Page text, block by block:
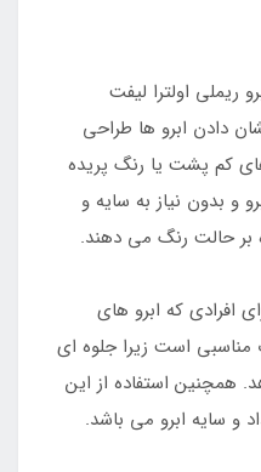
ریملی اولترا لیفت
دادن ابرو ها طراحی
کم پشت یا رنگ پریده
و بدون نیاز به سایه و
بر حالت رنگ می دهند.
افرادی که ابرو های
است زیرا جلوه ای
همچنین استفاده از این
و سایه ابرو می باشد.